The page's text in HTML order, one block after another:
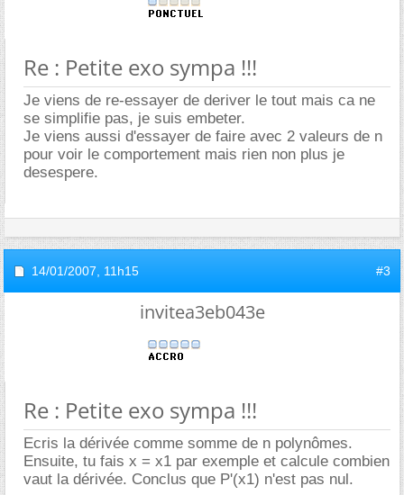
Re : Petite exo sympa !!!
Je viens de re-essayer de deriver le tout mais ca ne
se simplifie pas, je suis embeter.
Je viens aussi d'essayer de faire avec 2 valeurs de n
pour voir le comportement mais rien non plus je
desespere.
14/01/2007, 11h15 #3
invitea3eb043e
Re : Petite exo sympa !!!
Ecris la dérivée comme somme de n polynômes.
Ensuite, tu fais x = x1 par exemple et calcule combien
vaut la dérivée. Conclus que P'(x1) n'est pas nul.